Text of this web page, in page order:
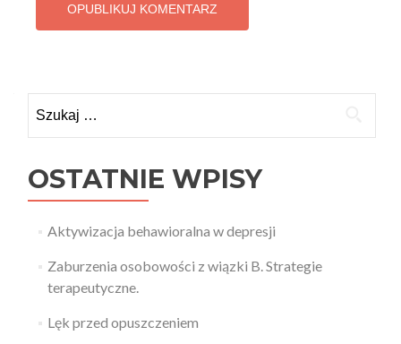
OSTATNIE WPISY
Aktywizacja behawioralna w depresji
Zaburzenia osobowości z wiązki B. Strategie
terapeutyczne.
Lęk przed opuszczeniem